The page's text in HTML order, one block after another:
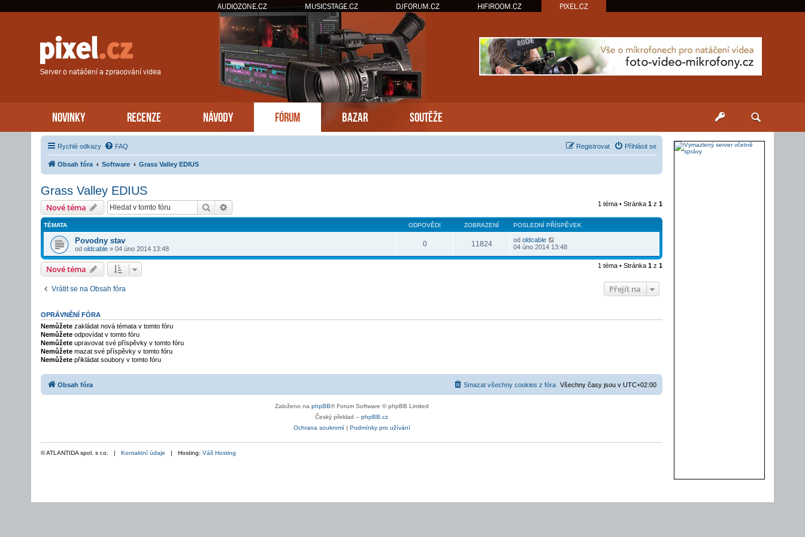
AUDIOZONE.CZ MUSICSTAGE.CZ DJFORUM.CZ HIFIROOM.CZ PIXEL.CZ
Server o natáčení a zpracování videa
NOVINKY RECENZE NÁVODY FÓRUM BAZAR SOUTĚŽE
Rychlé odkazy FAQ Přihlásit se
Registrovat
Obsah fóra Software Grass Valley EDIUS
Grass Valley EDIUS
Nové téma Hledat 1 téma • Stránka 1 z 1
TÉMATA ODPOVĚDI ZOBRAZENÍ POSLEDNÍ PŘÍSPĚVEK
Povodny stav
od oldcable » 04 úno 2014 13:48
0 11824 od oldcable
04 úno 2014 13:48
Nové téma 1 téma • Stránka 1 z 1
Vrátit se na Obsah fóra Přejít na
OPRÁVNĚNÍ FÓRA
Nemůžete zakládat nová témata v tomto fóru
Nemůžete odpovídat v tomto fóru
Nemůžete upravovat své příspěvky v tomto fóru
Nemůžete mazat své příspěvky v tomto fóru
Nemůžete přikládat soubory v tomto fóru
Obsah fóra Všechny časy jsou v UTC+02:00
Smazat všechny cookies z fóra
Založeno na phpBB® Forum Software © phpBB Limited
Český překlad – phpBB.cz
Ochrana soukromí| Podmínky pro užívání
© ATLANTIDA spol. s r.o. | Kontaktní údaje | Hosting: Váš Hosting